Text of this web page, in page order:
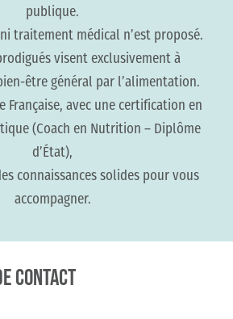
publique.
traitement médical n’est proposé.
visent exclusivement à
être général par l’alimentation.
Française, avec une certification en
(Coach en Nutrition – Diplôme
d’État),
connaissances solides pour vous
accompagner.
CONTACT